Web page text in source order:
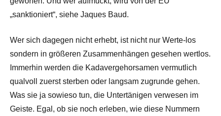
„sanktioniert“, siehe Jaques Baud.
Wer sich dagegen nicht erhebt, ist nicht nur Werte-los
sondern in größeren Zusammenhängen gesehen wertlos.
Immerhin werden die Kadavergehorsamen vermutlich
qualvoll zuerst sterben oder langsam zugrunde gehen.
Was sie ja sowieso tun, die Untertänigen verwesen im
Geiste. Egal, ob sie noch erleben, wie diese Nummern